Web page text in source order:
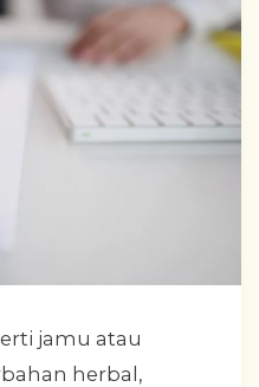
jamu atau
herbal,